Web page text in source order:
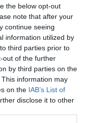
the below opt-out
note that after your
continue seeing
information utilized by
third parties prior to
out of the further
by third parties on the
This information may
on the IAB’s List of
disclose it to other
/ ΜΟΥΣΙΚΑ ΝΕΑ
Music of
Morricone:
από
ορχήστρα
of the
στο